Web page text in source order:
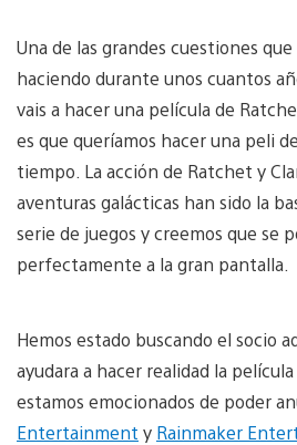
Una de las grandes cuestiones
haciendo durante unos cuantos
vais a hacer una película de
es que queríamos hacer una peli
tiempo. La acción de Ratchet y
aventuras galácticas han sido la
serie de juegos y creemos que se
perfectamente a la gran pantalla.
Hemos estado buscando el socio
ayudara a hacer realidad la
estamos emocionados de poder
Entertainment y Rainmaker